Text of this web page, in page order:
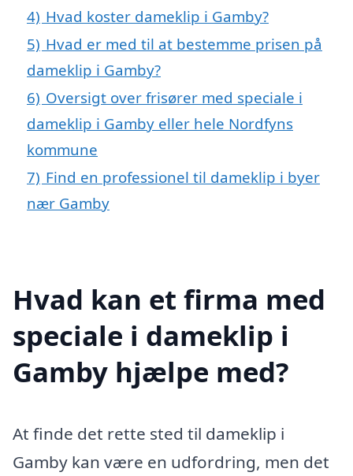
4) Hvad koster dameklip i Gamby?
5) Hvad er med til at bestemme prisen på
dameklip i Gamby?
6) Oversigt over frisører med speciale i
dameklip i Gamby eller hele Nordfyns
kommune
7) Find en professionel til dameklip i byer
nær Gamby
Hvad kan et firma med
speciale i dameklip i
Gamby hjælpe med?
At finde det rette sted til dameklip i
Gamby kan være en udfordring, men det